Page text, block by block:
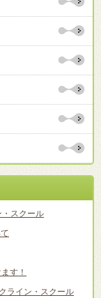
スクール
す！
ライン・スクール